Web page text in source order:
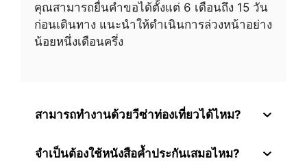
คุณสามารถยื่นคำขอได้ตั้งแต่ 6 เดือนถึง 15 วัน
ก่อนเดินทาง แนะนำให้ดำเนินการล่วงหน้าอย่าง
น้อยหนึ่งเดือนครึ่ง
สามารถทำงานด้วยวีซ่าท่องเที่ยวได้ไหม?
จำเป็นต้องใช้หนังสือค้ำประกันเสมอไหม?